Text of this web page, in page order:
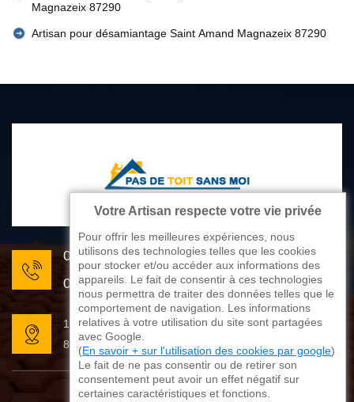
Magnazeix 87290
Artisan pour désamiantage Saint Amand Magnazeix 87290
05 33 06 22 81
07 80 33 28 62
176 avenue de Limoges
87270 Couzeix
Votre Artisan respecte votre vie privée
Pour offrir les meilleures expériences, nous
utilisons des technologies telles que les cookies
pour stocker et/ou accéder aux informations des
appareils. Le fait de consentir à ces technologies
nous permettra de traiter des données telles que le
comportement de navigation. Les informations
relatives à votre utilisation du site sont partagées
avec Google.
(En savoir + sur l'utilisation des cookies par google)
Le fait de ne pas consentir ou de retirer son
consentement peut avoir un effet négatif sur
certaines caractéristiques et fonctions.